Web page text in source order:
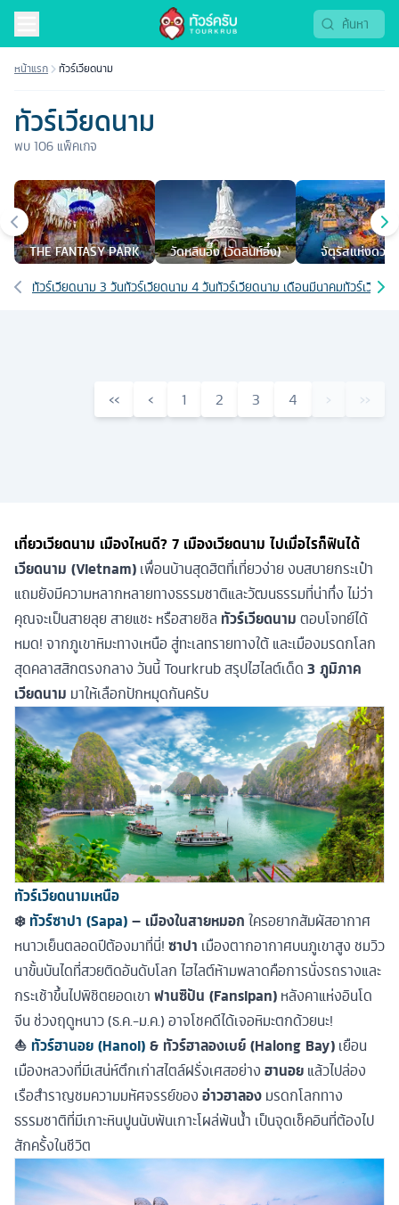
หน้าแรก ทัวร์เวียดนาม
ทัวร์เวียดนาม
พบ106 แพ็คเกจ
เมืองยอดนิยม
THE FANTASY PARK วัดหลินอึ๋ง (วัดลินห์อึ๋ง) จัตุรัสแห่งดวง
เส้นทางที่เกี่ยวข้อง
ทัวร์เวียดนาม 3 วันทัวร์เวียดนาม 4 วันทัวร์เวียดนาม เดือนมีนาคมทัวร์เวียด
‹‹ ‹ 1 2 3 4 › ››
เที่ยวเวียดนาม เมืองไหนดี? 7 เมืองเวียดนาม ไปเมื่อไรก็ฟินได้
เวียดนาม (Vietnam)เพื่อนบ้านสุดฮิตที่เที่ยวง่าย งบสบายกระเป๋า
แถมยังมีความหลากหลายทางธรรมชาติและวัฒนธรรมที่น่าทึ่ง ไม่ว่า
คุณจะเป็นสายลุย สายแชะ หรือสายชิล ทัวร์เวียดนามตอบโจทย์ได้
หมด! จากภูเขาหิมะทางเหนือ สู่ทะเลทรายทางใต้ และเมืองมรดกโลก
สุดคลาสสิกตรงกลาง วันนี้ Tourkrub สรุปไฮไลต์เด็ด3 ภูมิภาค
เวียดนาม มาให้เลือกปักหมุดกันครับ
ทัวร์เวียดนามเหนือ
❄️ทัวร์ซาปา (Sapa)– เมืองในสายหมอกใครอยากสัมผัสอากาศ
หนาวเย็นตลอดปีต้องมาที่นี่!ซาปา เมืองตากอากาศบนภูเขาสูง ชมวิว
นาขั้นบันไดที่สวยติดอันดับโลก ไฮไลต์ห้ามพลาดคือการนั่งรถรางและ
กระเช้าขึ้นไปพิชิตยอดเขาฟานซิปัน (Fansipan)หลังคาแห่งอินโด
จีน ช่วงฤดูหนาว (ธ.ค.-ม.ค.) อาจโชคดีได้เจอหิมะตกด้วยนะ!
⛵ ทัวร์ฮานอย (Hanoi)& ทัวร์ฮาลองเบย์ (Halong Bay)เยือน
เมืองหลวงที่มีเสน่ห์ตึกเก่าสไตล์ฝรั่งเศสอย่างฮานอยแล้วไปล่อง
เรือสำราญชมความมหัศจรรย์ของอ่าวฮาลองมรดกโลกทาง
ธรรมชาติที่มีเกาะหินปูนนับพันเกาะโผล่พ้นน้ำ เป็นจุดเช็คอินที่ต้องไป
สักครั้งในชีวิต